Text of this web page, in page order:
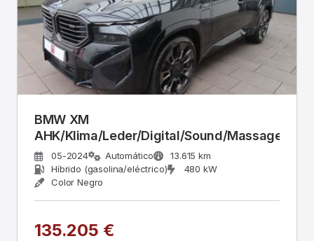
BMW XM
AHK/Klima/Leder/Digital/Sound/Massage
05-2024 Automático
13.615 km
Híbrido (gasolina/eléctrico)
480 kW
Color Negro
135.205 €